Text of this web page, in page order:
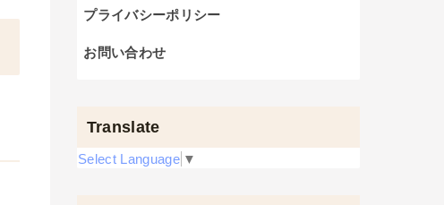
プライバシーポリシー
お問い合わせ
Translate
Select Language ▼